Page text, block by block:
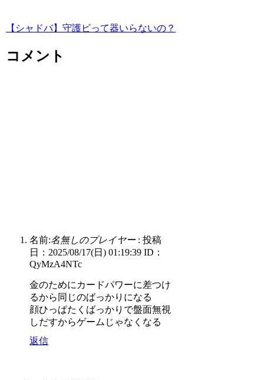
【シャドバ】守護ビって器いらないの？
コメント
名前:名無しのプレイヤー: 投稿
日：2025/08/17(日) 01:19:39 ID：
QyMzA4NTc
金のためにカードパワーに差つけ
るから同じのばっかりになる
顔ひっぱたくばっかりで盤面無視
しだすからゲームじゃなくなる
返信